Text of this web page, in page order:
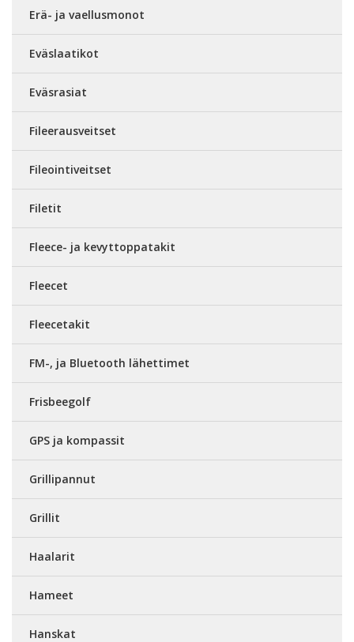
Erä- ja vaellusmonot
Eväslaatikot
Eväsrasiat
Fileerausveitset
Fileointiveitset
Filetit
Fleece- ja kevyttoppatakit
Fleecet
Fleecetakit
FM-, ja Bluetooth lähettimet
Frisbeegolf
GPS ja kompassit
Grillipannut
Grillit
Haalarit
Hameet
Hanskat